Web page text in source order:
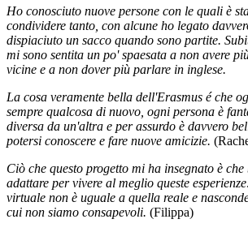
Ho conosciuto nuove persone con le quali è
condividere tanto, con alcune ho legato
dispiaciuto un sacco quando sono partite.
mi sono sentita un po' spaesata a non avere
vicine e a non dover più parlare in inglese.
La cosa veramente bella dell'Erasmus é che
sempre qualcosa di nuovo, ogni persona è
diversa da un'altra e per assurdo è davvero
potersi conoscere e fare nuove amicizie.
Ciò che questo progetto mi ha insegnato è
adattare per vivere al meglio queste
virtuale non è uguale a quella reale e
cui non siamo consapevoli. (Filippa)